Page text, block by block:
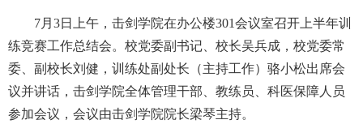
7月3日上午，击剑学院在办公楼301会议室召开上半年训
练竞赛工作总结会。校党委副书记、校长吴兵成，校党委常
委、副校长刘健，训练处副处长（主持工作）骆小松出席会
议并讲话，击剑学院全体管理干部、教练员、科医保障人员
参加会议，会议由击剑学院院长梁琴主持。